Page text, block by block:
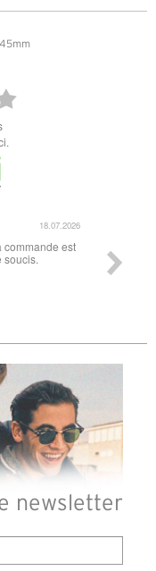
18.07.2026
commande est
soucis.
newsletter